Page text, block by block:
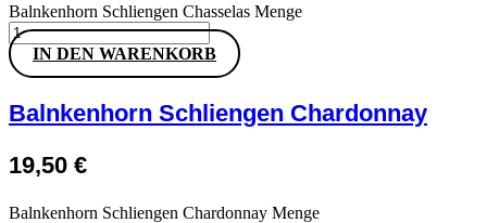
Balnkenhorn Schliengen Chasselas Menge
IN DEN WARENKORB
Balnkenhorn Schliengen Chardonnay
19,50 €
Balnkenhorn Schliengen Chardonnay Menge